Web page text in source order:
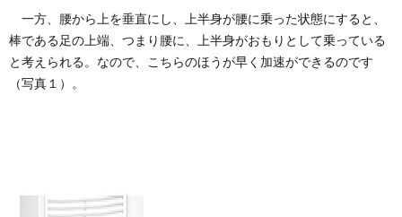
一方、腰から上を垂直にし、上半身が腰に乗った状態にすると、
棒である足の上端、つまり腰に、上半身がおもりとして乗っている
と考えられる。なので、こちらのほうが早く加速ができるのです
（写真１）。